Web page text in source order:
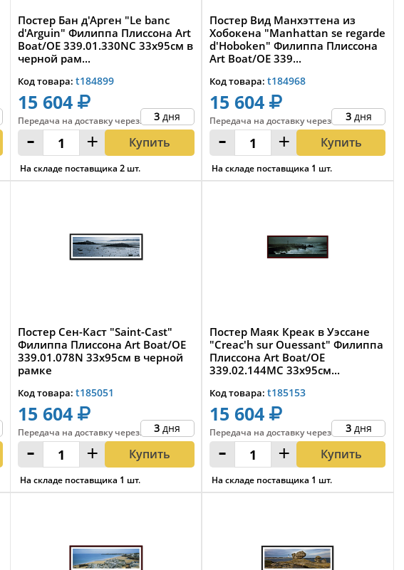
Постер Бан д'Арген "Le banc
d'Arguin" Филиппа Плиссона Art
Boat/OE 339.01.330NC 33x95см в
черной рам...
Код товара:t184899
15 604
Передача на доставкучерез: 3 дня
- + Купить
На складе поставщика 2шт.
Постер Вид Манхэттена из
Хобокена "Manhattan se regarde
d'Hoboken" Филиппа Плиссона
Art Boat/OE 339...
Код товара:t184968
15 604
Передача на доставкучерез: 3 дня
- + Купить
На складе поставщика 1 шт.
Постер Сен-Каст "Saint-Cast"
Филиппа Плиссона Art Boat/OE
339.01.078N 33x95см в черной
рамке
Код товара:t185051
15 604
Передача на доставкучерез: 3 дня
- + Купить
На складе поставщика 1 шт.
Постер Маяк Креак в Уэссане
"Creac'h sur Ouessant" Филиппа
Плиссона Art Boat/OE
339.02.144MC 33x95cм...
Код товара:t185153
15 604
Передача на доставкучерез: 3 дня
- + Купить
На складе поставщика 1 шт.